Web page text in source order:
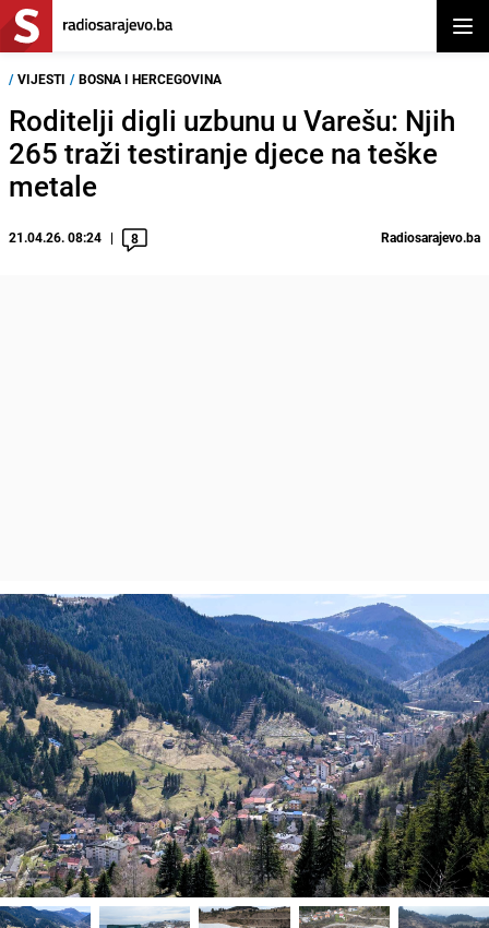
/ VIJESTI / BOSNA I HERCEGOVINA
Roditelji digli uzbunu u Varešu: Njih
265 traži testiranje djece na teške
metale
21.04.26. 08:24 8 Radiosarajevo.ba